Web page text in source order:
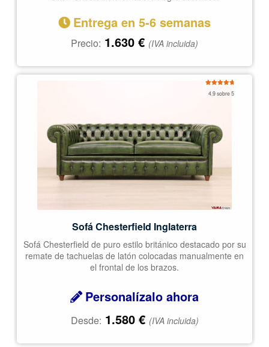
Entrega en 5-6 semanas
Precio: 1.630 € (IVA incluida)
4.9 sobre 5
Sofá Chesterfield Inglaterra
Sofá Chesterfield de puro estilo británico destacado por su
remate de tachuelas de latón colocadas manualmente en
el frontal de los brazos.
Personalízalo ahora
Desde: 1.580 € (IVA incluida)